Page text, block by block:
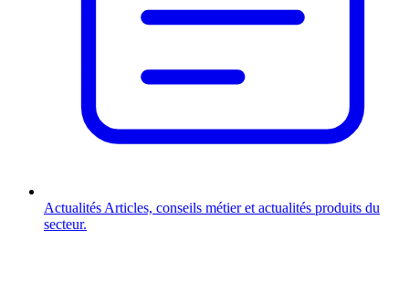
Actualités Articles, conseils métier et actualités produits du
secteur.